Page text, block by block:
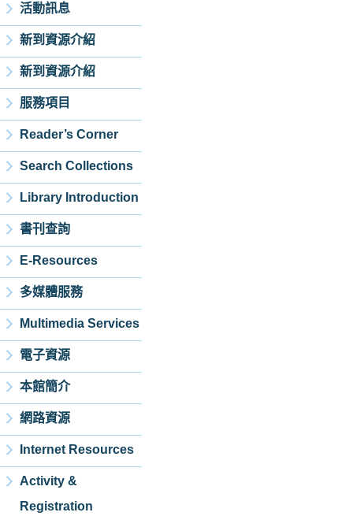
活動訊息
新到資源介紹
新到資源介紹
服務項目
Reader’s Corner
Search Collections
Library Introduction
書刊查詢
E-Resources
多媒體服務
Multimedia Services
電子資源
本館簡介
網路資源
Internet Resources
Activity &
Registration